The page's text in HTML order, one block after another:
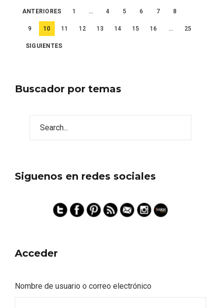
Paginación
de
entradas
ANTERIORES 1 … 4 5 6 7 8
9 10 11 12 13 14 15 16 … 25
SIGUIENTES
Buscador por temas
Siguenos en redes sociales
Acceder
Nombre de usuario o correo electrónico
Semana Santa en la Ribera del Duero